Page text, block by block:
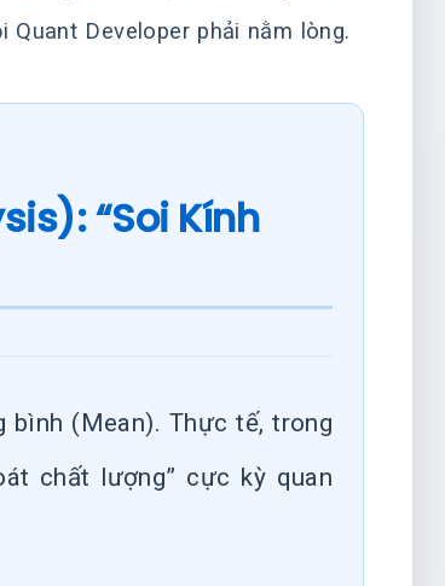
Developer phải nằm lòng.
“Soi Kính
(Mean). Thực tế, trong
chất lượng” cực kỳ quan